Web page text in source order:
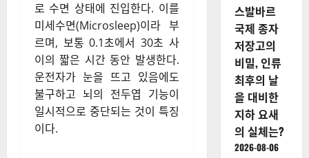
로 수면 상태에 진입한다. 이를
미세수면(Microsleep)이라 부
르며, 보통 0.1초에서 30초 사
이의 짧은 시간 동안 발생한다.
운전자가 눈을 뜨고 있음에도
불구하고 뇌의 전두엽 기능이
일시적으로 중단되는 것이 특징
이다.
스발바르
국제 종자
저장고의
비밀, 인류
최후의 날
을 대비한
지하 요새
의 실체는?
2026-08-06